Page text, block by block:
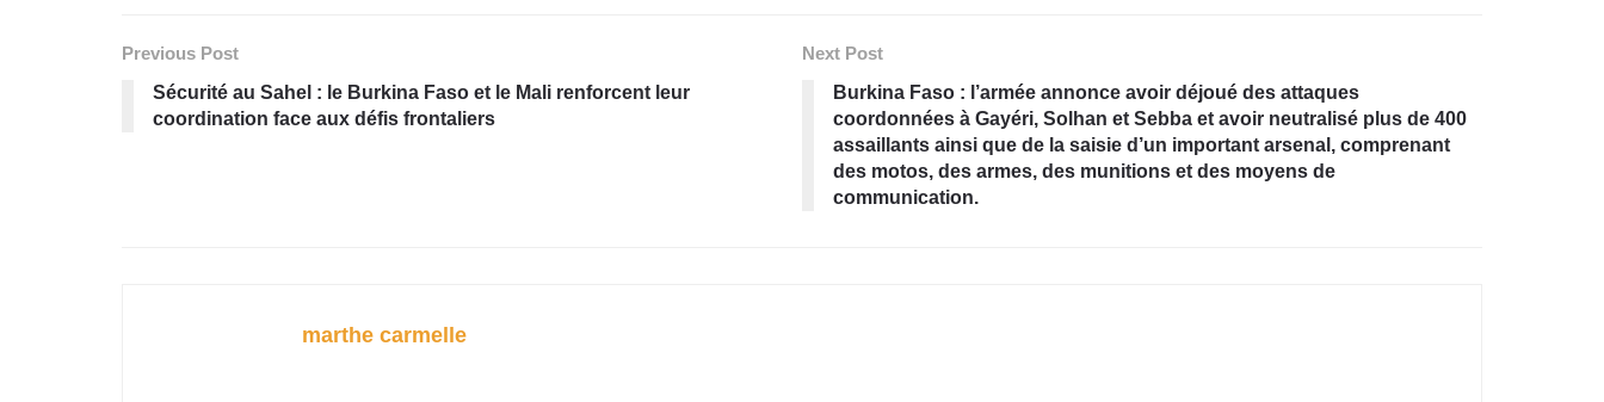
Previous Post
Sécurité au Sahel : le Burkina Faso et le Mali renforcent leur
coordination face aux défis frontaliers
Next Post
Burkina Faso : l’armée annonce avoir déjoué des attaques
coordonnées à Gayéri, Solhan et Sebba et avoir neutralisé plus de 400
assaillants ainsi que de la saisie d’un important arsenal, comprenant
des motos, des armes, des munitions et des moyens de
communication.
marthe carmelle